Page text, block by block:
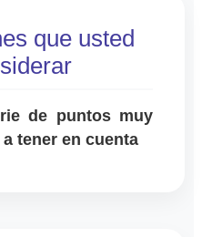
que usted
de puntos muy
tener en cuenta